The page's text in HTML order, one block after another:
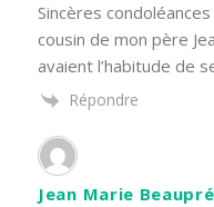
Sincères
cousin de mon père
avaient l’habitude de
Répondre
Jean Marie Beaupré